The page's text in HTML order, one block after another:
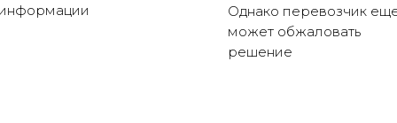
Однако перевозчик
может обжаловать
решение